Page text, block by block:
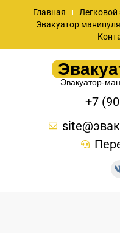
Главная Легковой
Эвакуатор
Эвакуатор-
+7